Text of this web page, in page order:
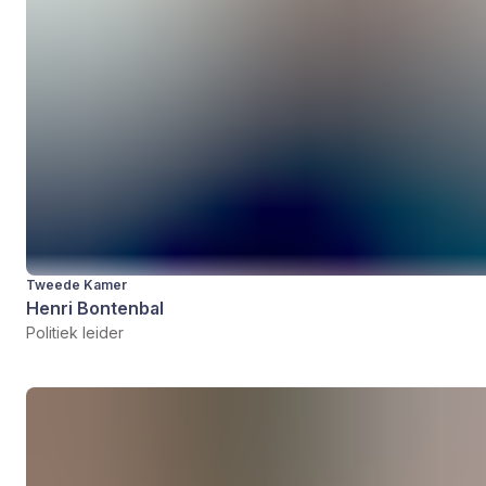
Tweede Kamer
Henri Bontenbal
Politiek leider